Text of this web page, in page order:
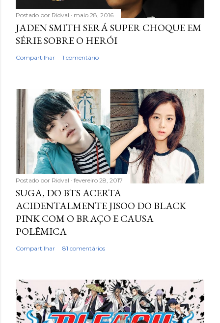
Postado por Ridval maio 28, 2016
JADEN SMITH SERÁ SUPER CHOQUE EM
SÉRIE SOBRE O HERÓI
Compartilhar 1 comentário
Postado por Ridval fevereiro 28, 2017
SUGA, DO BTS ACERTA
ACIDENTALMENTE JISOO DO BLACK
PINK COM O BRAÇO E CAUSA
POLÊMICA
Compartilhar 81 comentários